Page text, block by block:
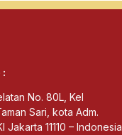
:
No. 80L, Kel
Sari, kota Adm.
Jakarta 11110 – Indonesia